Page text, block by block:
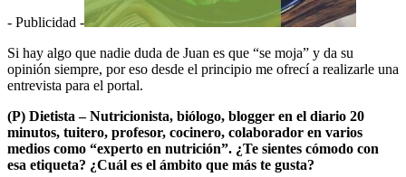
- Publicidad -
Si hay algo que nadie duda de Juan es que “se moja” y da su
opinión siempre, por eso desde el principio me ofrecí a realizarle una
entrevista para el portal.
(P) Dietista – Nutricionista, biólogo, blogger en el diario 20
minutos, tuitero, profesor, cocinero, colaborador en varios
medios como “experto en nutrición”. ¿Te sientes cómodo con
esa etiqueta? ¿Cuál es el ámbito que más te gusta?